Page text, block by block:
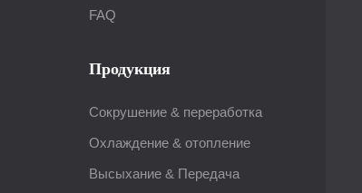
FAQ
Продукция
Сокрушение & переработка
Охлаждение & отопление
Высыхание & Передача